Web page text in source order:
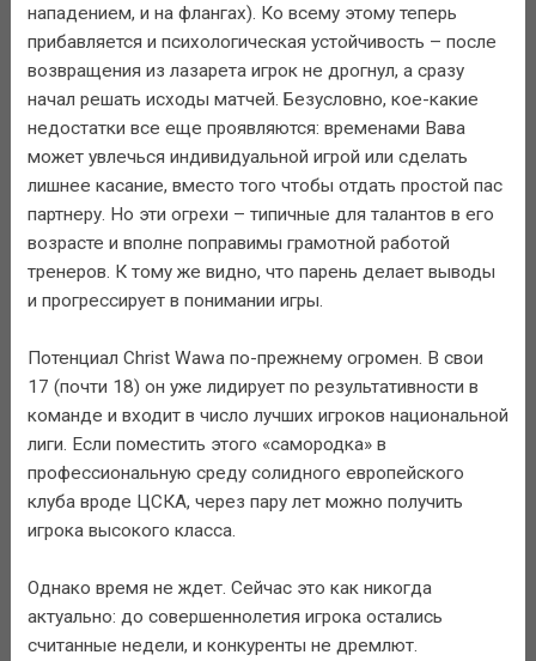
нападением, и на флангах). Ко всему этому теперь
прибавляется и психологическая устойчивость – после
возвращения из лазарета игрок не дрогнул, а сразу
начал решать исходы матчей. Безусловно, кое-какие
недостатки все еще проявляются: временами Вава
может увлечься индивидуальной игрой или сделать
лишнее касание, вместо того чтобы отдать простой пас
партнеру. Но эти огрехи – типичные для талантов в его
возрасте и вполне поправимы грамотной работой
тренеров. К тому же видно, что парень делает выводы
и прогрессирует в понимании игры.
Потенциал Christ Wawa по-прежнему огромен. В свои
17 (почти 18) он уже лидирует по результативности в
команде и входит в число лучших игроков национальной
лиги. Если поместить этого «самородка» в
профессиональную среду солидного европейского
клуба вроде ЦСКА, через пару лет можно получить
игрока высокого класса.
Однако время не ждет. Сейчас это как никогда
актуально: до совершеннолетия игрока остались
считанные недели, и конкуренты не дремлют.